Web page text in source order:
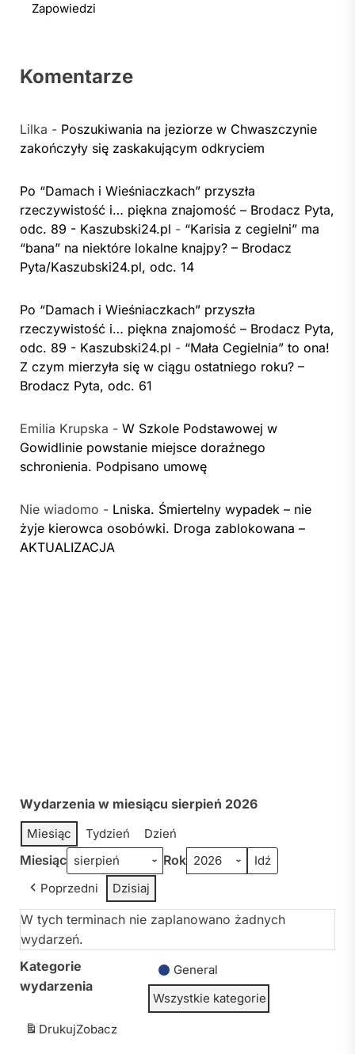
Zapowiedzi
Komentarze
Lilka - Poszukiwania na jeziorze w Chwaszczynie
zakończyły się zaskakującym odkryciem
Po “Damach i Wieśniaczkach” przyszła
rzeczywistość i… piękna znajomość – Brodacz Pyta,
odc. 89 - Kaszubski24.pl - “Karisia z cegielni” ma
“bana” na niektóre lokalne knajpy? – Brodacz
Pyta/Kaszubski24.pl, odc. 14
Po “Damach i Wieśniaczkach” przyszła
rzeczywistość i… piękna znajomość – Brodacz Pyta,
odc. 89 - Kaszubski24.pl - “Mała Cegielnia” to ona!
Z czym mierzyła się w ciągu ostatniego roku? –
Brodacz Pyta, odc. 61
Emilia Krupska - W Szkole Podstawowej w
Gowidlinie powstanie miejsce doraźnego
schronienia. Podpisano umowę
Nie wiadomo - Lniska. Śmiertelny wypadek – nie
żyje kierowca osobówki. Droga zablokowana –
AKTUALIZACJA
Wydarzenia w miesiącu sierpień 2026
Miesiąc Tydzień Dzień
Miesiąc Rok
Poprzedni Dzisiaj
W tych terminach nie zaplanowano żadnych
wydarzeń.
Kategorie
wydarzenia
General
Wszystkie kategorie
DrukujZobacz